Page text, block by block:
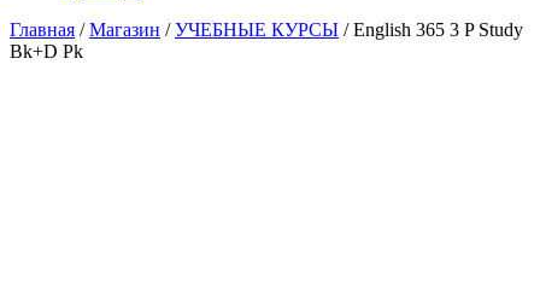
Главная /Магазин /УЧЕБНЫЕ КУРСЫ / English 365 3 P Study
Bk+D Pk